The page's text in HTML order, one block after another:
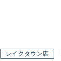
レイクタウン店